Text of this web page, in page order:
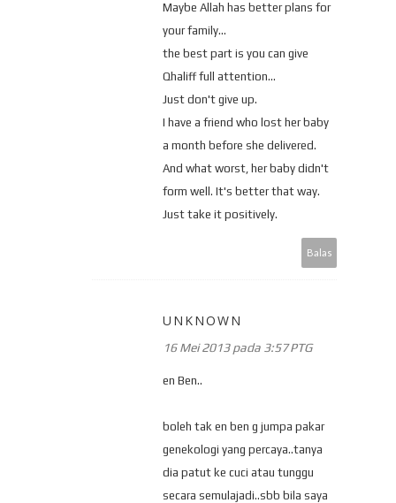
Maybe Allah has better plans for
your family...
the best part is you can give
Qhaliff full attention...
Just don't give up.
I have a friend who lost her baby
a month before she delivered.
And what worst, her baby didn't
form well. It's better that way.
Just take it positively.
Balas
UNKNOWN
16 Mei 2013 pada 3:57 PTG
en Ben..
boleh tak en ben g jumpa pakar
genekologi yang percaya..tanya
dia patut ke cuci atau tunggu
secara semulajadi..sbb bila saya